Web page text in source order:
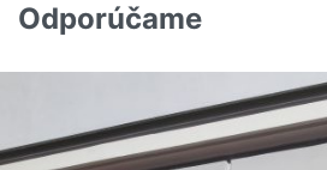
Odporúčame